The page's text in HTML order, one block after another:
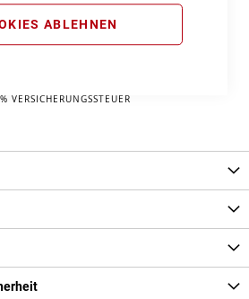
ABLEHNEN
Info
VERSICHERUNGSSTEUER